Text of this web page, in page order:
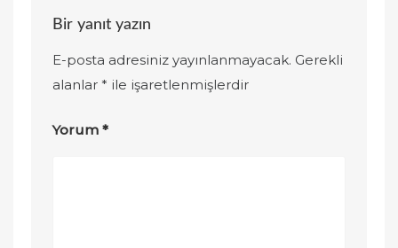
Bir yanıt yazın
E-posta adresiniz yayınlanmayacak. Gerekli
alanlar* ile işaretlenmişlerdir
Yorum*